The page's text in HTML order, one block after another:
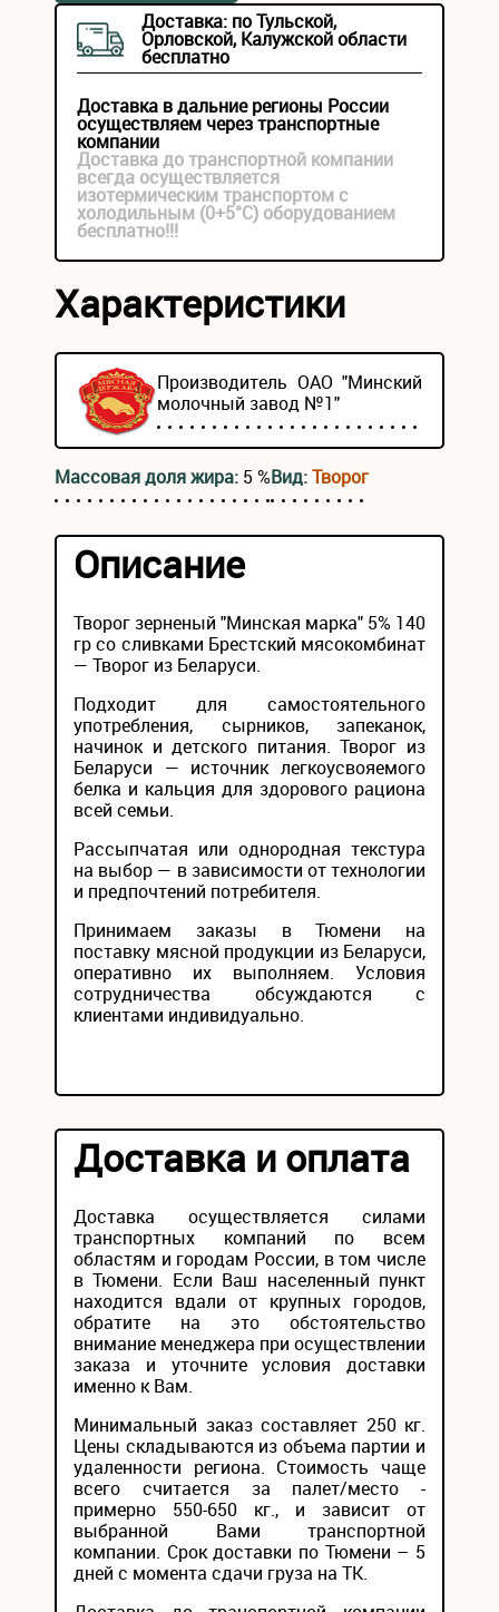
Доставка: по Тульской,
Орловской, Калужской области
бесплатно
Доставка в дальние регионы России
осуществляем через транспортные
компании
Доставка до транспортной компании
всегда осуществляется
изотермическим транспортом с
холодильным (0+5°С) оборудованием
бесплатно!!!
Характеристики
Производитель ОАО "Минский
молочный завод №1"
Массовая доля жира: 5 %Вид:Творог
Описание
Творог зерненый "Минская марка" 5% 140
гр со сливками Брестский мясокомбинат
— Творог из Беларуси.
Подходит для самостоятельного
употребления, сырников, запеканок,
начинок и детского питания. Творог из
Беларуси — источник легкоусвояемого
белка и кальция для здорового рациона
всей семьи.
Рассыпчатая или однородная текстура
на выбор — в зависимости от технологии
и предпочтений потребителя.
Принимаем заказы в Тюмени на
поставку мясной продукции из Беларуси,
оперативно их выполняем. Условия
сотрудничества обсуждаются с
клиентами индивидуально.
Доставка и оплата
Доставка осуществляется силами
транспортных компаний по всем
областям и городам России, в том числе
в Тюмени. Если Ваш населенный пункт
находится вдали от крупных городов,
обратите на это обстоятельство
внимание менеджера при осуществлении
заказа и уточните условия доставки
именно к Вам.
Минимальный заказ составляет 250 кг.
Цены складываются из объема партии и
удаленности региона. Стоимость чаще
всего считается за палет/место -
примерно 550-650 кг., и зависит от
выбранной Вами транспортной
компании. Срок доставки по Тюмени – 5
дней с момента сдачи груза на ТК.